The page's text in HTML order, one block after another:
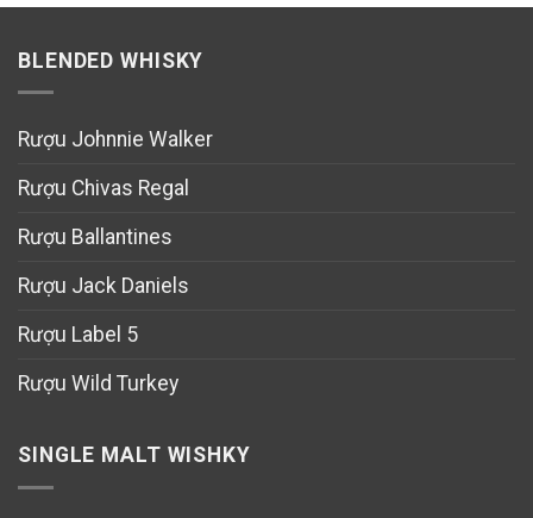
BLENDED WHISKY
Rượu Johnnie Walker
Rượu Chivas Regal
Rượu Ballantines
Rượu Jack Daniels
Rượu Label 5
Rượu Wild Turkey
SINGLE MALT WISHKY